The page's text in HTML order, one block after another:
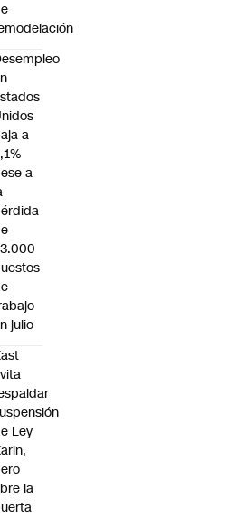
a
a
julio
Ley
la